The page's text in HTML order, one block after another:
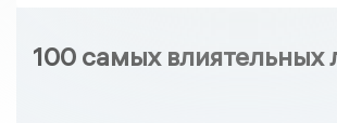
100 самых влиятельных